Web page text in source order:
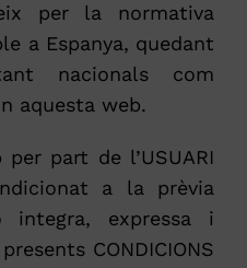
per la normativa
a Espanya, quedant
nacionals com
aquesta web.
per part de l’USUARI
a la prèvia
integra, expressa i
CONDICIONS